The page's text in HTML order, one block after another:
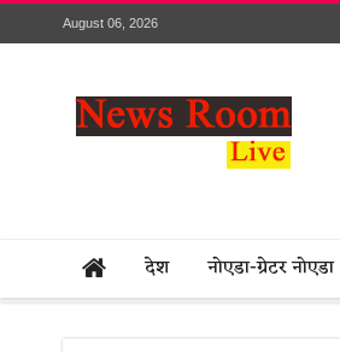
August 06, 2026
देश नोएडा-ग्रेटर नोएडा